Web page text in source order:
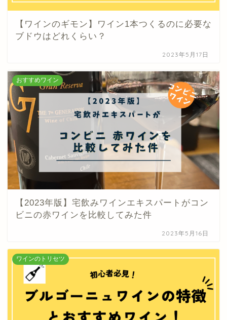
【ワインのギモン】ワイン1本つくるのに必要な
ブドウはどれくらい？
2023年5月17日
おすすめワイン
【2023年版】宅飲みワインエキスパートがコン
ビニの赤ワインを比較してみた件
2023年5月16日
ワインのトリセツ